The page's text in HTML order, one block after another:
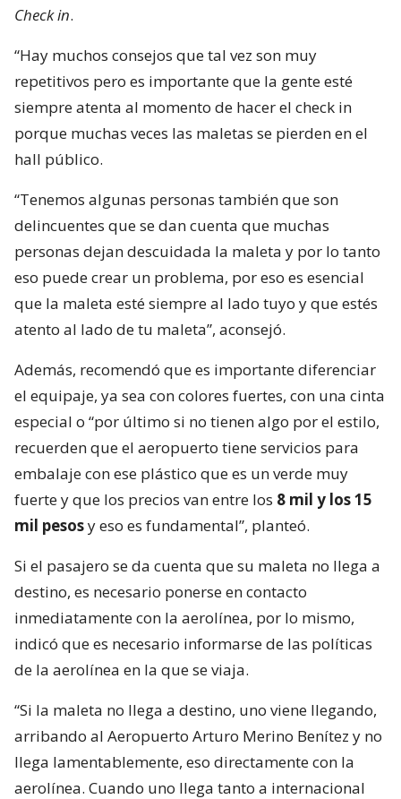
Check in.
“Hay muchos consejos que tal vez son muy
repetitivos pero es importante que la gente esté
siempre atenta al momento de hacer el check in
porque muchas veces las maletas se pierden en el
hall público.
“Tenemos algunas personas también que son
delincuentes que se dan cuenta que muchas
personas dejan descuidada la maleta y por lo tanto
eso puede crear un problema, por eso es esencial
que la maleta esté siempre al lado tuyo y que estés
atento al lado de tu maleta”, aconsejó.
Además, recomendó que es importante diferenciar
el equipaje, ya sea con colores fuertes, con una cinta
especial o “por último si no tienen algo por el estilo,
recuerden que el aeropuerto tiene servicios para
embalaje con ese plástico que es un verde muy
fuerte y que los precios van entre los 8 mil y los 15
mil pesosy eso es fundamental”, planteó.
Si el pasajero se da cuenta que su maleta no llega a
destino, es necesario ponerse en contacto
inmediatamente con la aerolínea, por lo mismo,
indicó que es necesario informarse de las políticas
de la aerolínea en la que se viaja.
“Si la maleta no llega a destino, uno viene llegando,
arribando al Aeropuerto Arturo Merino Benítez y no
llega lamentablemente, eso directamente con la
aerolínea. Cuando uno llega tanto a internacional